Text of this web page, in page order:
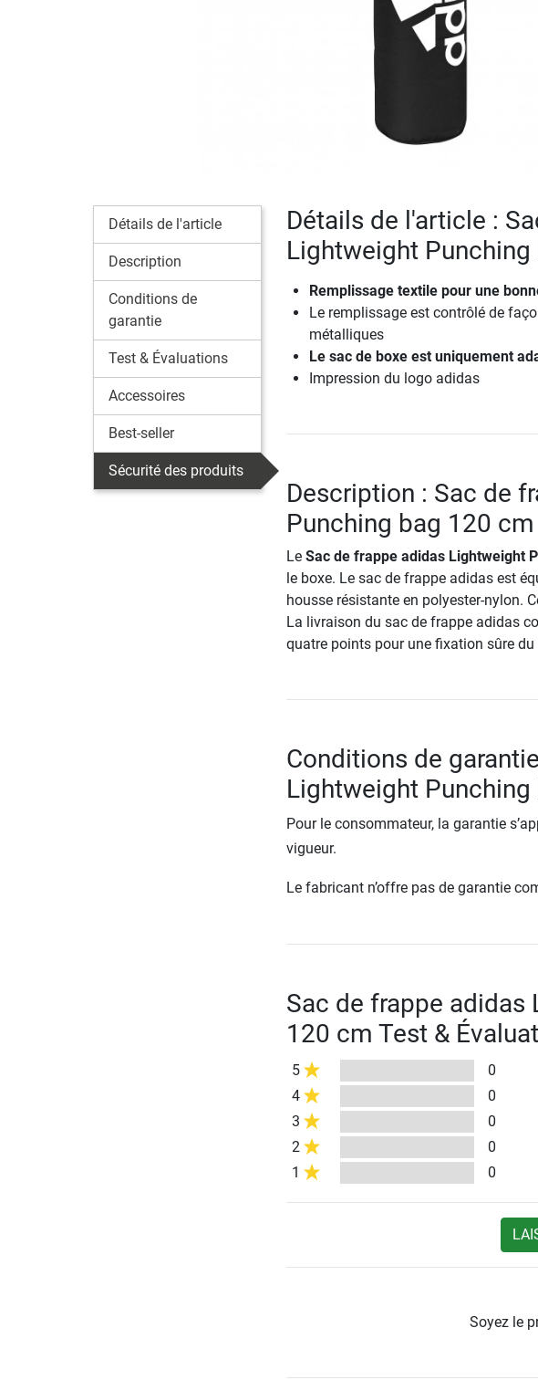
Détails de l'article
Description
Conditions de
garantie
Test & Évaluations
Accessoires
Best-seller
Sécurité des produits
Détails de l'article :
Lightweight
Remplissage textile pour une
Le remplissage est contrôlé de
métalliques
Le sac de boxe est uniquement
Impression du logo adidas
Description : Sac de
Punching bag 120 cm
Le Sac de frappe adidas Lightweight
le boxe. Le sac de frappe adidas est
housse résistante en polyester-nylon.
La livraison du sac de frappe adidas
quatre points pour une fixation sûre du
Conditions de
Lightweight
Pour le consommateur, la garantie
vigueur.
Le fabricant n’offre pas de garantie
Sac de frappe adidas
120 cm Test &
5
0
4
0
3
0
2
0
1
0
Soyez le